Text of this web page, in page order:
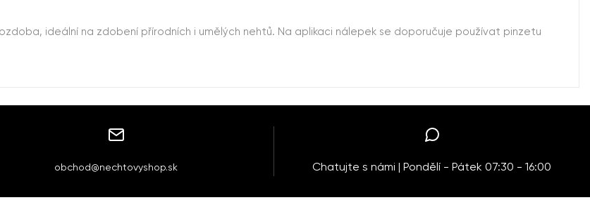
ideální na zdobení přírodních i umělých nehtů. Na aplikaci nálepek se doporučuje používat pinzetu
obchod@nechtovyshop.sk Chatujte s námi | Pondělí - Pátek 07:30 - 16:00